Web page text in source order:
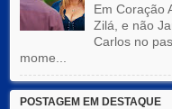
Em Coração
Zilá, e não
Carlos no
mome...
POSTAGEM EM DESTAQUE